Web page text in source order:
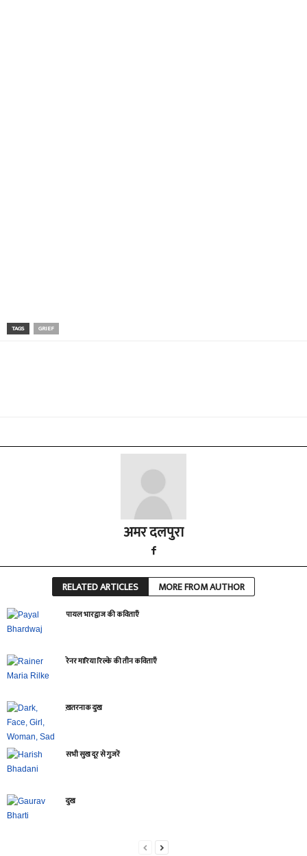
TAGS GRIEF
अमर दलपुरा
RELATED ARTICLES MORE FROM AUTHOR
पायल भारद्वाज की कविताएँ
रेनर मारिया रिल्के की तीन कविताएँ
ख़तरनाक दुःख
सभी सुख दूर से गुज़रें
दुःख